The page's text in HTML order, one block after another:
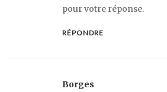
pour votre réponse.
RÉPONDRE
Borges